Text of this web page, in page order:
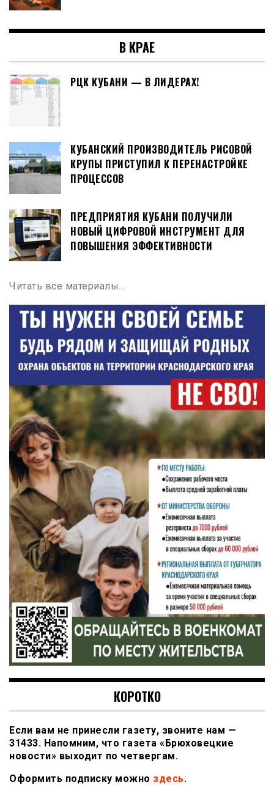
В КРАЕ
РЦК КУБАНИ — В ЛИДЕРАХ!
КУБАНСКИЙ ПРОИЗВОДИТЕЛЬ РИСОВОЙ
КРУПЫ ПРИСТУПИЛ К ПЕРЕНАСТРОЙКЕ
ПРОЦЕССОВ
ПРЕДПРИЯТИЯ КУБАНИ ПОЛУЧИЛИ
НОВЫЙ ЦИФРОВОЙ ИНСТРУМЕНТ ДЛЯ
ПОВЫШЕНИЯ ЭФФЕКТИВНОСТИ
Читать все материалы…
КОРОТКО
Если вам не принесли газету, звоните нам —
31433. Напомним, что газета «Брюховецкие
новости» выходит по четвергам.
Оформить подписку можно здесь.